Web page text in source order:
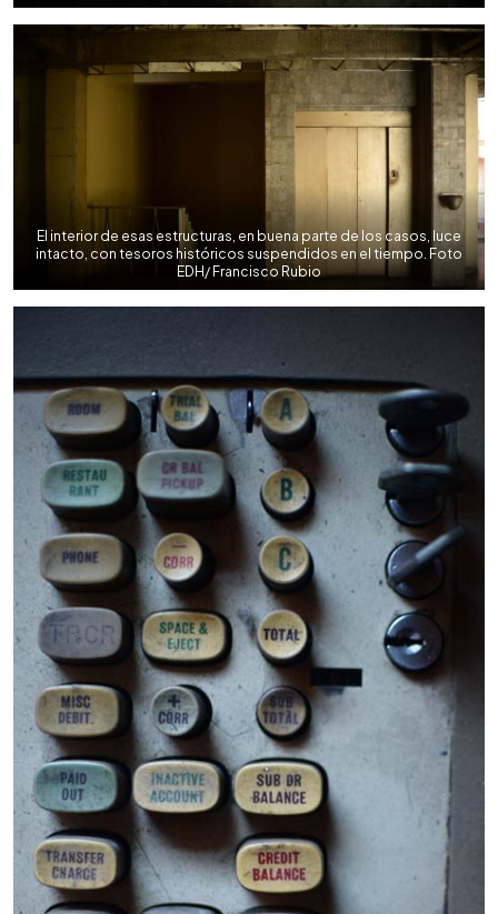
El interior de esas estructuras, en buena parte de los casos, luce
intacto, con tesoros históricos suspendidos en el tiempo. Foto
EDH/ Francisco Rubio